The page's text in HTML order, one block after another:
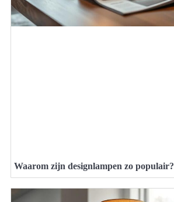
Waarom zijn designlampen zo populair?